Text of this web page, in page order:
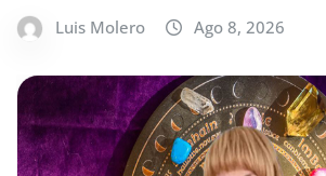
Luis Molero Ago 8, 2026